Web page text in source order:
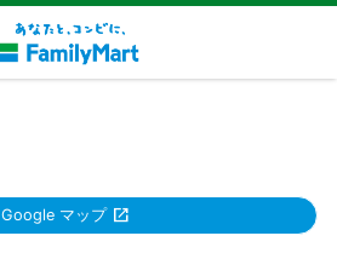
Google マップ